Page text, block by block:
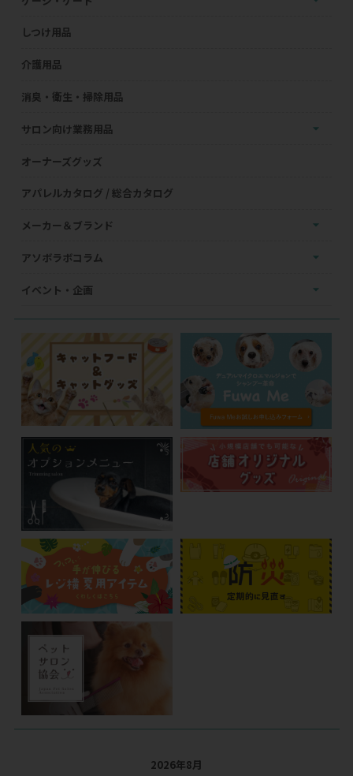
しつけ用品
介護用品
消臭・衛生・掃除用品
サロン向け業務用品
オーナーズグッズ
アパレルカタログ / 総合カタログ
メーカー＆ブランド
アソボラボコラム
イベント・企画
2026年8月